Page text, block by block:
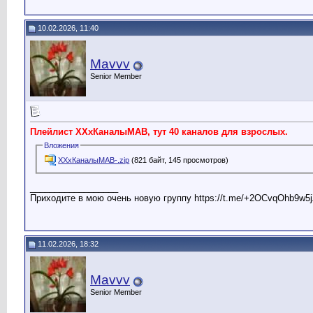
10.02.2026, 11:40
Mavvv
Senior Member
Плейлист ХХхКаналыМАВ, тут 40 каналов для взрослых.
Вложения
ХХхКаналыМАВ-.zip (821 байт, 145 просмотров)
Приходите в мою очень новую группу https://t.me/
11.02.2026, 18:32
Mavvv
Senior Member